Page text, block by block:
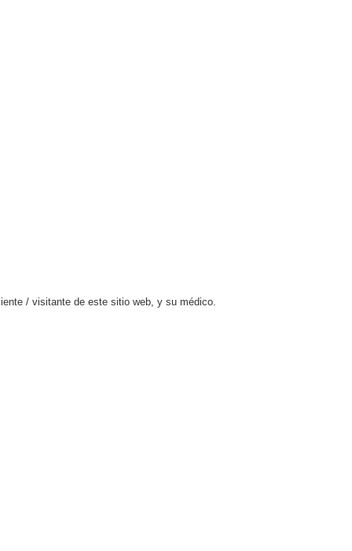
/ visitante de este sitio web, y su médico.